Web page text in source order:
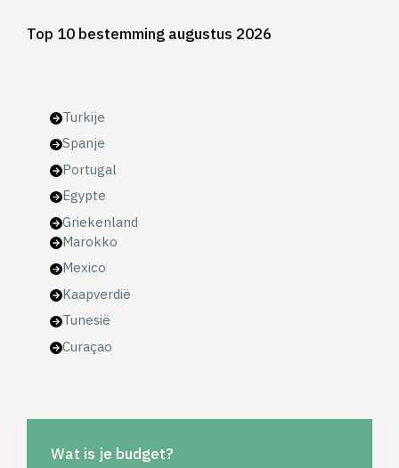
Top 10 bestemming augustus 2026
Turkije
Spanje
Portugal
Egypte
Griekenland
Marokko
Mexico
Kaapverdië
Tunesië
Curaçao
Wat is je budget?